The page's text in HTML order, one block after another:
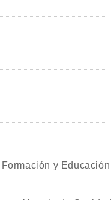
y